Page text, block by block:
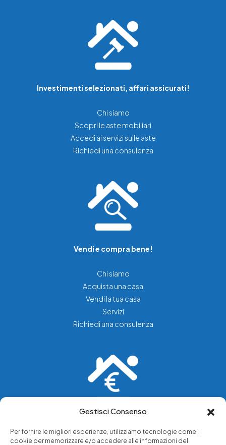
Gestisci Consenso
Per fornire le migliori esperienze, utilizziamo tecnologie come i
cookie per memorizzare e/o accedere alle informazioni del
Investimenti selezionati, affari assicurati!
Chi siamo
Scopri le aste mobiliari
Accedi ai servizi sulle aste
Richiedi una consulenza
Vendi e compra bene!
Chi siamo
Acquista una casa
Vendi la tua casa
Servizi
Richiedi una consulenza